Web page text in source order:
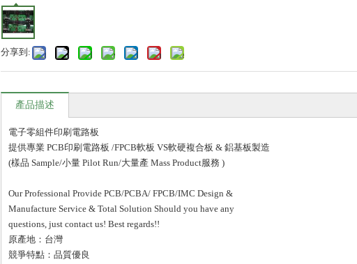
分享到:
產品描述
電子零組件印刷電路板
提供專業 PCB印刷電路板 /FPCB軟板 VS軟硬複合板 & 鋁基板製造
(樣品 Sample/小量 Pilot Run/大量產 Mass Product服務 )
Our Professional Provide PCB/PCBA/ FPCB/IMC Design &
Manufacture Service & Total Solution Should you have any
questions, just contact us! Best regards!!
原產地：台灣
競爭特點：品質優良